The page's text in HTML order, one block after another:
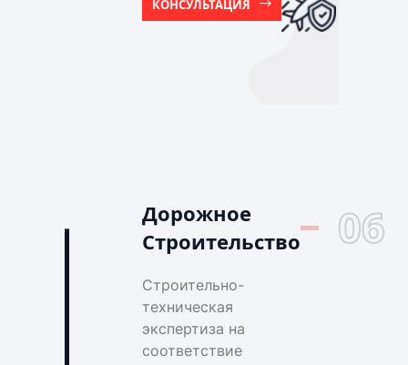
КОНСУЛЬТАЦИЯ
Дорожное
Строительство
06
Строительно-
техническая
экспертиза на
соответствие